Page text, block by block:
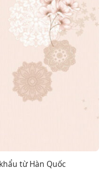
từ Hàn Quốc